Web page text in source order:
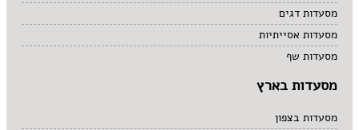
מסעדות דגים
מסעדות אסייתיות
מסעדות שף
מסעדות בארץ
מסעדות בצפון